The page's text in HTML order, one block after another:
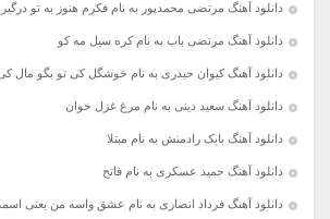
دانلود آهنگ مرتضی محمدپور به نام فکرم هنوز به تو
دانلود آهنگ مرتضی باب به نام کره سیل مه کو
دانلود آهنگ کیوان حیدری به نام خوشگل کی تو بگو مال
دانلود آهنگ سعید دینی به نام مرغ غزل خوان
دانلود آهنگ بابک رادمنش به نام مبتلا
دانلود آهنگ حمید عسکری به نام فاتح
دانلود آهنگ فرداد انصاری به نام عشق واسه من یعنی